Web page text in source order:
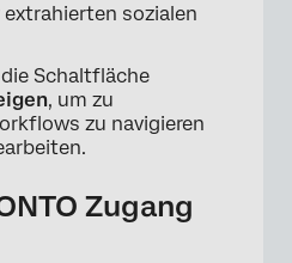
extrahierten sozialen
Schaltfläche
, um zu
zu navigieren
Zugang